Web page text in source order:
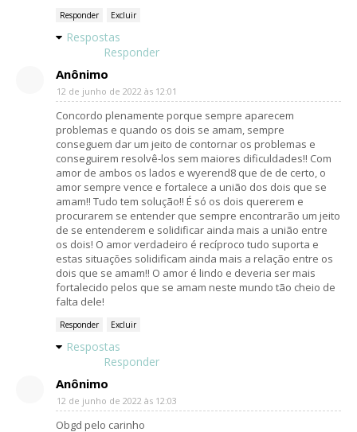
Responder Excluir
Respostas
Responder
Anônimo
12 de junho de 2022 às 12:01
Concordo plenamente porque sempre aparecem
problemas e quando os dois se amam, sempre
conseguem dar um jeito de contornar os problemas e
conseguirem resolvê-los sem maiores dificuldades!! Com
amor de ambos os lados e wyerend8 que de de certo, o
amor sempre vence e fortalece a união dos dois que se
amam!! Tudo tem solução!! É só os dois quererem e
procurarem se entender que sempre encontrarão um jeito
de se entenderem e solidificar ainda mais a união entre
os dois! O amor verdadeiro é recíproco tudo suporta e
estas situações solidificam ainda mais a relação entre os
dois que se amam!! O amor é lindo e deveria ser mais
fortalecido pelos que se amam neste mundo tão cheio de
falta dele!
Responder Excluir
Respostas
Responder
Anônimo
12 de junho de 2022 às 12:03
Obgd pelo carinho